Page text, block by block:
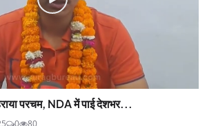
परचम, NDA में पाई देशभर...
0 80